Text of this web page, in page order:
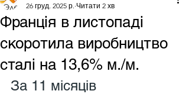
Франція в листопаді
скоротила виробництво
сталі на 13,6% м./м.
26 груд. 2025 р. Читати 2 хв
За 11 місяців